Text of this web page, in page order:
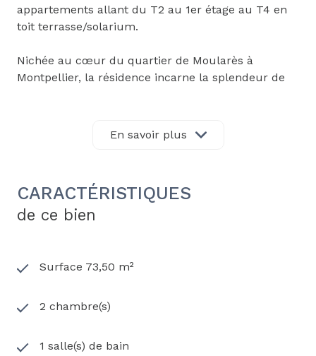
appartements allant du T2 au 1er étage au T4 en
toit terrasse/solarium.
Nichée au cœur du quartier de Moularès à
Montpellier, la résidence incarne la splendeur de
résidence prestigieuse se distingue par son
élégance intemporelle et son emplacement
sophistication. Les lignes épurées de ses façades
soulignent l’élégance, tandis que les espaces
pensé pour créer une atmosphère résolument
Les terrasses ont été bien pensées, vous pourrez
soit en journée sous le soleil méditerranéen ou lors
En savoir plus
CARACTÉRISTIQUES
de ce bien
Surface 73,50 m²
2 chambre(s)
1 salle(s) de bain